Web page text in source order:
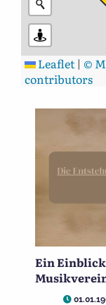
Leaflet | ©
contributors
Ein Einblick